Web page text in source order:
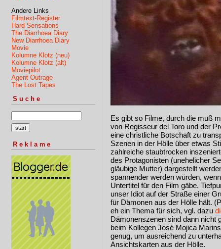
Andere Links
Filmtext-Register
Hard Sensations
The Diarrhoea Diary
New Diarrhoea Diary
Movie
Kolumne Klotz (neu)
Kolumne Klotz (alt)
Moviepilot
Agent Outrage
The Lost Tapes
Suche
Reklame
Es gibt so Filme, durch die muß
von Regisseur del Toro und der
eine christliche Botschaft zu
Szenen in der Hölle über etwas
zahlreiche staubtrocken
des Protagonisten (unehelicher
gläubige Mutter) dargestellt
spannender werden würden,
Untertitel für den Film gäbe.
unser Idiot auf der Straße einer
für Dämonen aus der Hölle hält.
eh ein Thema für sich, vgl. dazu
Dämonenszenen sind dann nicht
beim Kollegen José Mojica
genug, um ausreichend zu
Ansichtskarten aus der Hölle.